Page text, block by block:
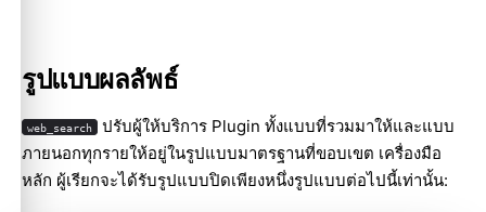
รูปแบบผลลัพธ์
web_search ปรับผู้ให้บริการ Plugin ทั้งแบบที่รวมมาให้และแบบ
ภายนอกทุกรายให้อยู่ในรูปแบบมาตรฐานที่ขอบเขต เครื่องมือ
หลัก ผู้เรียกจะได้รับรูปแบบปิดเพียงหนึ่งรูปแบบต่อไปนี้เท่านั้น: